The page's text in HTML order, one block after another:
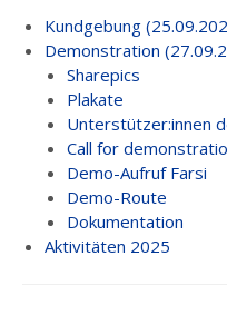
PLAKATE
UNTERSTÜTZER:INNEN
DES DEMO-
AUFRUFS
CALL FOR
DEMONSTRATION
(ENGLISH)
DEMO-AUFRUF
Kundgebung
Demonstration
Sharepics
Plakate
Unterstützer:innen
Call for
Demo-Aufruf Farsi
Demo-Route
Dokumentation
Aktivitäten 2025